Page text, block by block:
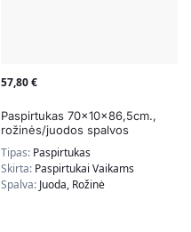
57,80€
Paspirtukas 70x10x86,5cm.,
rožinės/juodos spalvos
Tipas: Paspirtukas
Skirta: Paspirtukai Vaikams
Spalva: Juoda, Rožinė